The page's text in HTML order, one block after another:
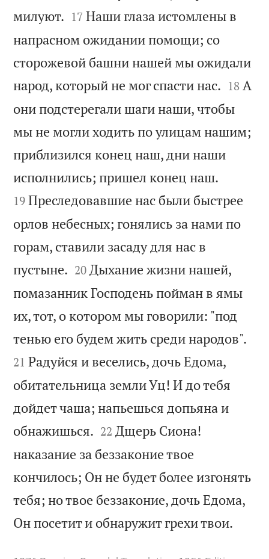
милуют. 

17 Наши глаза истомлены в
напрасном ожидании помощи; со
сторожевой башни нашей мы ожидали
народ, который не мог спасти нас. 

18 А
они подстерегали шаги наши, чтобы
мы не могли ходить по улицам нашим;
приблизился конец наш, дни наши
исполнились; пришел конец наш.
19 Преследовавшие нас были быстрее
орлов небесных; гонялись за нами по
горам, ставили засаду для нас в
пустыне. 

20 Дыхание жизни нашей,
помазанник Господень пойман в ямы
их, тот, о котором мы говорили: "под
тенью его будем жить среди народов".
21 Радуйся и веселись, дочь Едома,
обитательница земли Уц! И до тебя
дойдет чаша; напьешься допьяна и
обнажишься. 

22 Дщерь Сиона!
наказание за беззаконие твое
кончилось; Он не будет более изгонять
тебя; но твое беззаконие, дочь Едома,
Он посетит и обнаружит грехи твои.